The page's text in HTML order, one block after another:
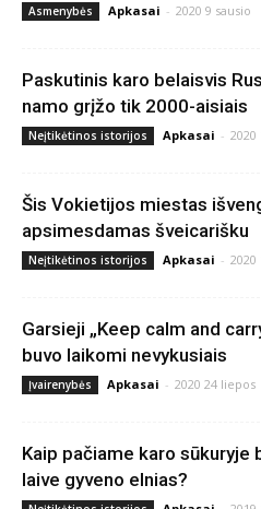
Asmenybės Apkasai - 2020 9 sausio
Paskutinis karo belaisvis
namo grįžo tik 2000-aisiais
Neįtikėtinos istorijos Apkasai - 2020
Šis Vokietijos miestas
apsimesdamas šveicarišku
Neįtikėtinos istorijos Apkasai - 2020
Garsieji „Keep calm and
buvo laikomi nevykusiais
Įvairenybės Apkasai - 2020 24 liepos
Kaip pačiame karo sūkuryje
laive gyveno elnias?